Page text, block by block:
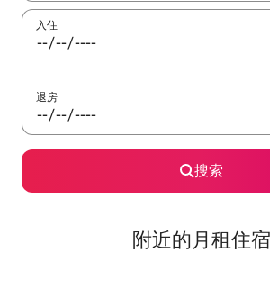
入住
退房
搜索
附近的月租住宿